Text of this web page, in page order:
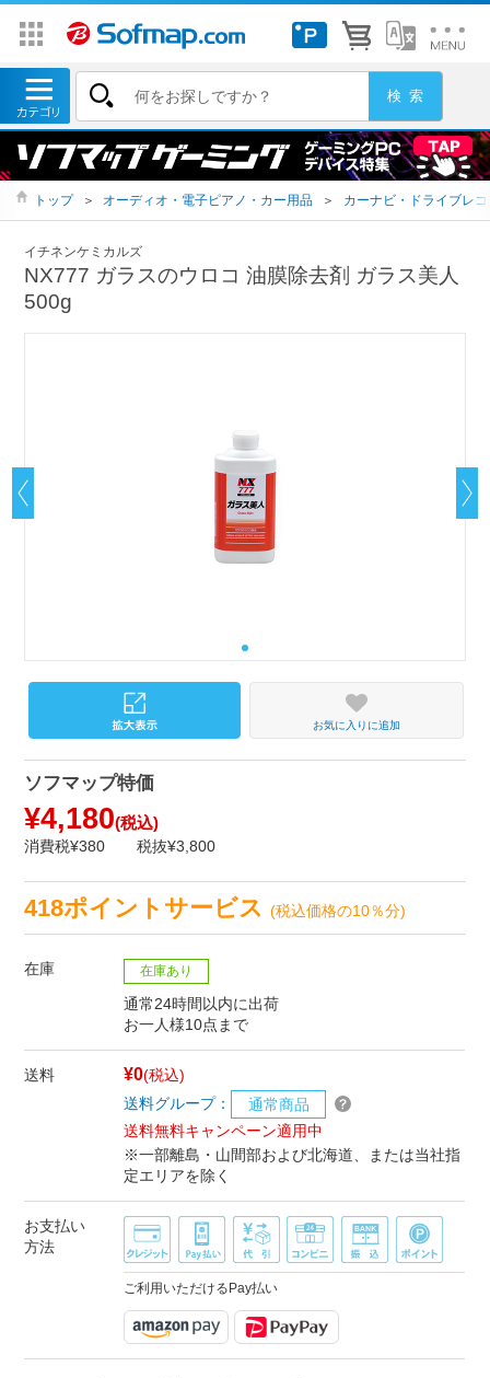
トップ ＞ オーディオ・電子ピアノ・カー用品 ＞ カーナビ・ドライブレ
イチネンケミカルズ
NX777 ガラスのウロコ 油膜除去剤 ガラス美人
500g
お気に入りに追加
ソフマップ特価
¥4,180(税込)
消費税¥380 税抜¥3,800
418ポイントサービス(税込価格の10％分)
在庫 在庫あり
通常24時間以内に出荷
お一人様10点まで
送料 ¥0(税込)
送料グループ：
通常商品
送料無料キャンペーン適用中
※一部離島・山間部および北海道、または当社指
定エリアを除く
お支払い
方法
ご利用いただけるPay払い